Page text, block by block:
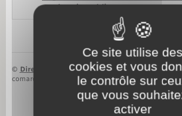
sur la voie publique
© Direction de l’information légale et
comarquage developpé parbaseo.io
Ce site utilise des
cookies et vous
le contrôle sur
que vous
activer